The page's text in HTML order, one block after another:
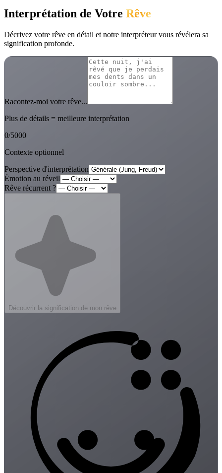
Interprétation de Votre Rêve
Décrivez votre rêve en détail et notre interpréteur vous révélera sa
signification profonde.
Racontez-moi votre rêve...
Plus de détails = meilleure interprétation
0/5000
Contexte optionnel
Perspective d'interprétation
Émotion au réveil
Rêve récurrent ?
Découvrir la signification de mon rêve